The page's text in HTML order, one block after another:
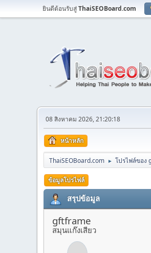
ยินดีต้อนรับสู่ThaiSEOBoard.com
08 สิงหาคม 2026, 21:20:18
หน้าหลัก
ThaiSEOBoard.com ► โปรไฟล์ของ
ข้อมูลโปรไฟล์
สรุปข้อมูล
gftframe
สมุนแก๊งเสียว